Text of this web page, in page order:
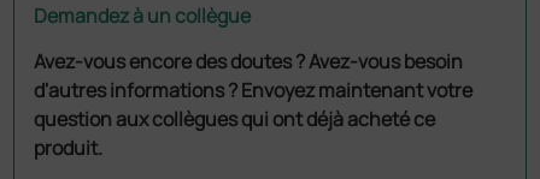
Demandez à un collègue
Avez-vous encore des doutes ? Avez-vous besoin
d'autres informations ? Envoyez maintenant votre
question aux collègues qui ont déjà acheté ce
produit.